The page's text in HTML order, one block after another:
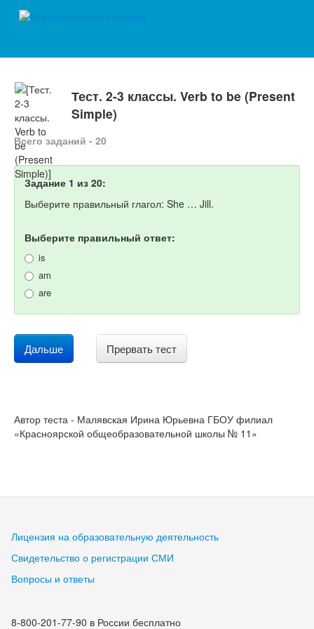
Тест. 2-3 классы. Verb to be (Present
Simple)
Всего заданий - 20
Задание 1 из 20:
Выберите правильный глагол: She … Jill.
Выберите правильный ответ:
is
am
are
Дальше Прервать тест
Автор теста - Малявская Ирина Юрьевна ГБОУ филиал
«Красноярской общеобразовательной школы № 11»
Лицензия на образовательную деятельность
Свидетельство о регистрации СМИ
Вопросы и ответы
8-800-201-77-90 в России бесплатно